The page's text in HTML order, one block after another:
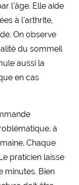
l’âge. Elle aide
à l’arthrite,
On observe
du sommeil
aussi la
en cas
à
Chaque
praticien laisse
minutes. Bien